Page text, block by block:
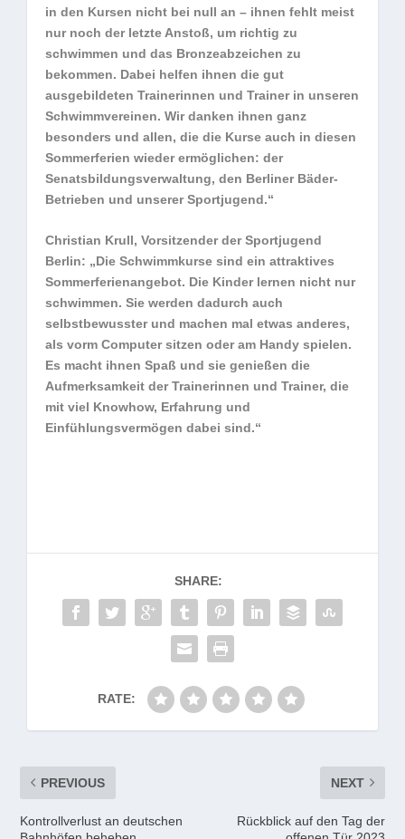
in den Kursen nicht bei null an – ihnen fehlt meist
nur noch der letzte Anstoß, um richtig zu
schwimmen und das Bronzeabzeichen zu
bekommen. Dabei helfen ihnen die gut
ausgebildeten Trainerinnen und Trainer in unseren
Schwimmvereinen. Wir danken ihnen ganz
besonders und allen, die die Kurse auch in diesen
Sommerferien wieder ermöglichen: der
Senatsbildungsverwaltung, den Berliner Bäder-
Betrieben und unserer Sportjugend.“
Christian Krull, Vorsitzender der Sportjugend
Berlin: „Die Schwimmkurse sind ein attraktives
Sommerferienangebot. Die Kinder lernen nicht nur
schwimmen. Sie werden dadurch auch
selbstbewusster und machen mal etwas anderes,
als vorm Computer sitzen oder am Handy spielen.
Es macht ihnen Spaß und sie genießen die
Aufmerksamkeit der Trainerinnen und Trainer, die
mit viel Knowhow, Erfahrung und
Einfühlungsvermögen dabei sind.“
SHARE:
RATE:
PREVIOUS
Kontrollverlust an deutschen
NEXT
Rückblick auf den Tag der